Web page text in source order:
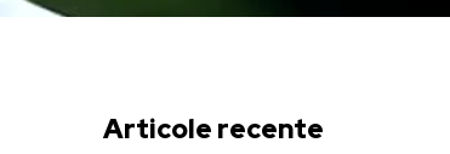
Articole recente